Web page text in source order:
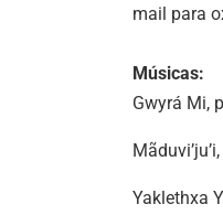
mail para
Músicas:
Gwyrá Mi,
Yaklethxa